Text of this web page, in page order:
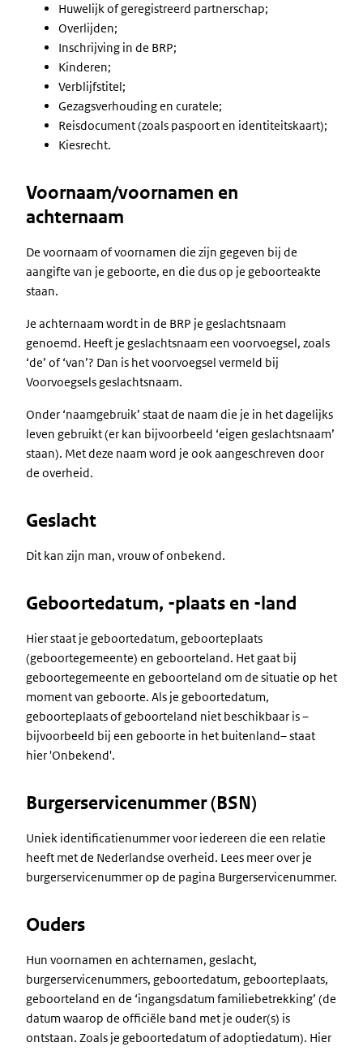
Huwelijk of geregistreerd partnerschap;
Overlijden;
Inschrijving in de BRP;
Kinderen;
Verblijfstitel;
Gezagsverhouding en curatele;
Reisdocument (zoals paspoort en identiteitskaart);
Kiesrecht.
Voornaam/voornamen en
achternaam
De voornaam of voornamen die zijn gegeven bij de
aangifte van je geboorte, en die dus op je geboorteakte
staan.
Je achternaam wordt in de BRP je geslachtsnaam
genoemd. Heeft je geslachtsnaam een voorvoegsel, zoals
‘de’ of ‘van’? Dan is het voorvoegsel vermeld bij
Voorvoegsels geslachtsnaam.
Onder ‘naamgebruik’ staat de naam die je in het dagelijks
leven gebruikt (er kan bijvoorbeeld ‘eigen geslachtsnaam’
staan). Met deze naam word je ook aangeschreven door
de overheid.
Geslacht
Dit kan zijn man, vrouw of onbekend.
Geboortedatum, -plaats en -land
Hier staat je geboortedatum, geboorteplaats
(geboortegemeente) en geboorteland. Het gaat bij
geboortegemeente en geboorteland om de situatie op het
moment van geboorte. Als je geboortedatum,
geboorteplaats of geboorteland niet beschikbaar is –
bijvoorbeeld bij een geboorte in het buitenland– staat
hier 'Onbekend'.
Burgerservicenummer (BSN)
Uniek identificatienummer voor iedereen die een relatie
heeft met de Nederlandse overheid. Lees meer over je
burgerservicenummer op de pagina Burgerservicenummer.
Ouders
Hun voornamen en achternamen, geslacht,
burgerservicenummers, geboortedatum, geboorteplaats,
geboorteland en de ‘ingangsdatum familiebetrekking’ (de
datum waarop de officiële band met je ouder(s) is
ontstaan. Zoals je geboortedatum of adoptiedatum). Hier